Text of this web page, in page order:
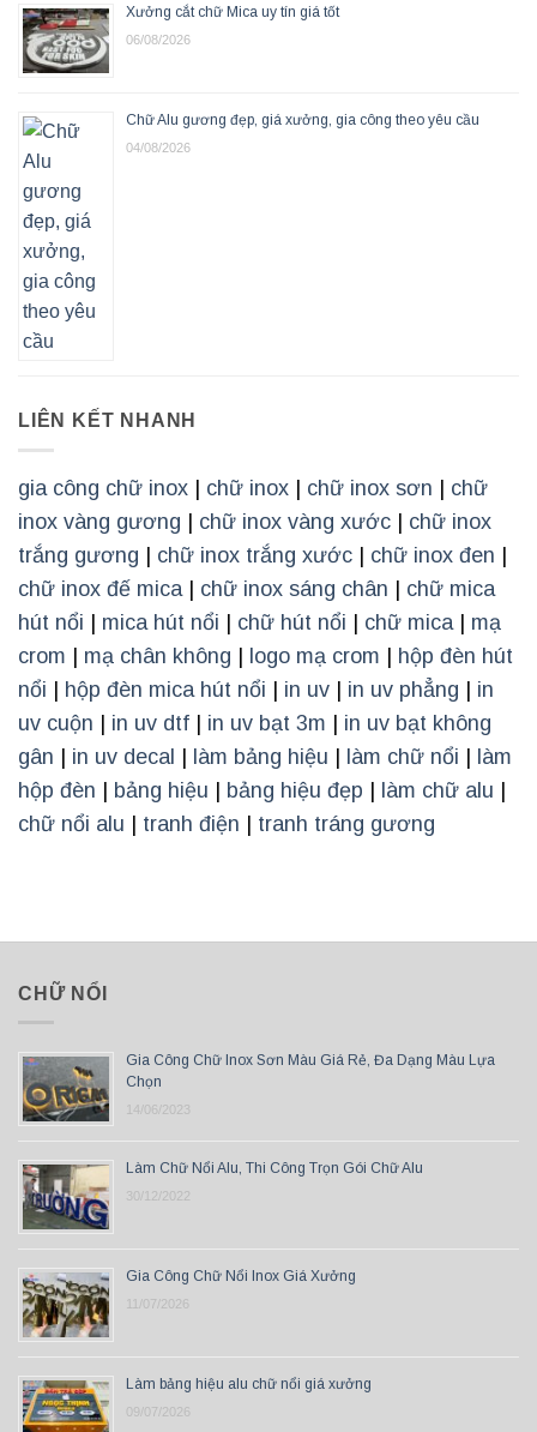
Xưởng cắt chữ Mica uy tín giá tốt
06/08/2026
Chữ Alu gương đẹp, giá xưởng, gia công theo yêu cầu
04/08/2026
LIÊN KẾT NHANH
gia công chữ inox | chữ inox | chữ inox sơn | chữ
inox vàng gương | chữ inox vàng xước | chữ inox
trắng gương | chữ inox trắng xước | chữ inox đen |
chữ inox đế mica | chữ inox sáng chân | chữ mica
hút nổi | mica hút nổi | chữ hút nổi | chữ mica | mạ
crom | mạ chân không | logo mạ crom | hộp đèn hút
nổi | hộp đèn mica hút nổi | in uv | in uv phẳng | in
uv cuộn | in uv dtf | in uv bạt 3m | in uv bạt không
gân | in uv decal | làm bảng hiệu | làm chữ nổi | làm
hộp đèn | bảng hiệu | bảng hiệu đẹp | làm chữ alu |
chữ nổi alu | tranh điện | tranh tráng gương
CHỮ NỔI
Gia Công Chữ Inox Sơn Màu Giá Rẻ, Đa Dạng Màu Lựa
Chọn
14/06/2023
Làm Chữ Nổi Alu, Thi Công Trọn Gói Chữ Alu
30/12/2022
Gia Công Chữ Nổi Inox Giá Xưởng
11/07/2026
Làm bảng hiệu alu chữ nổi giá xưởng
09/07/2026